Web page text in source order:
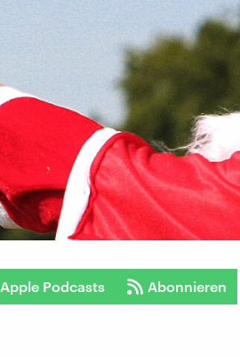
Apple Podcasts Abonnieren